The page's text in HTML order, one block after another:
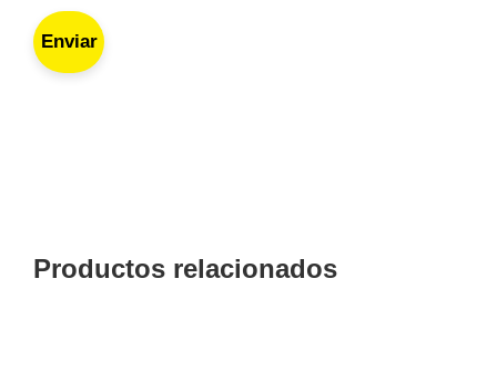
Enviar
Productos relacionados